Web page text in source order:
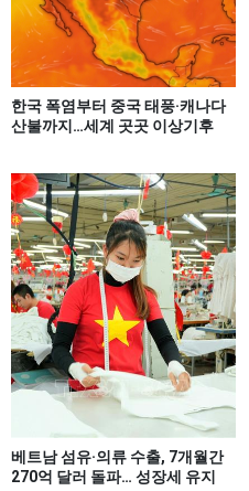
한국 폭염부터 중국 태풍·캐나다
산불까지…세계 곳곳 이상기후
베트남 섬유·의류 수출, 7개월간
270억 달러 돌파… 성장세 유지